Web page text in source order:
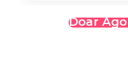
Doar